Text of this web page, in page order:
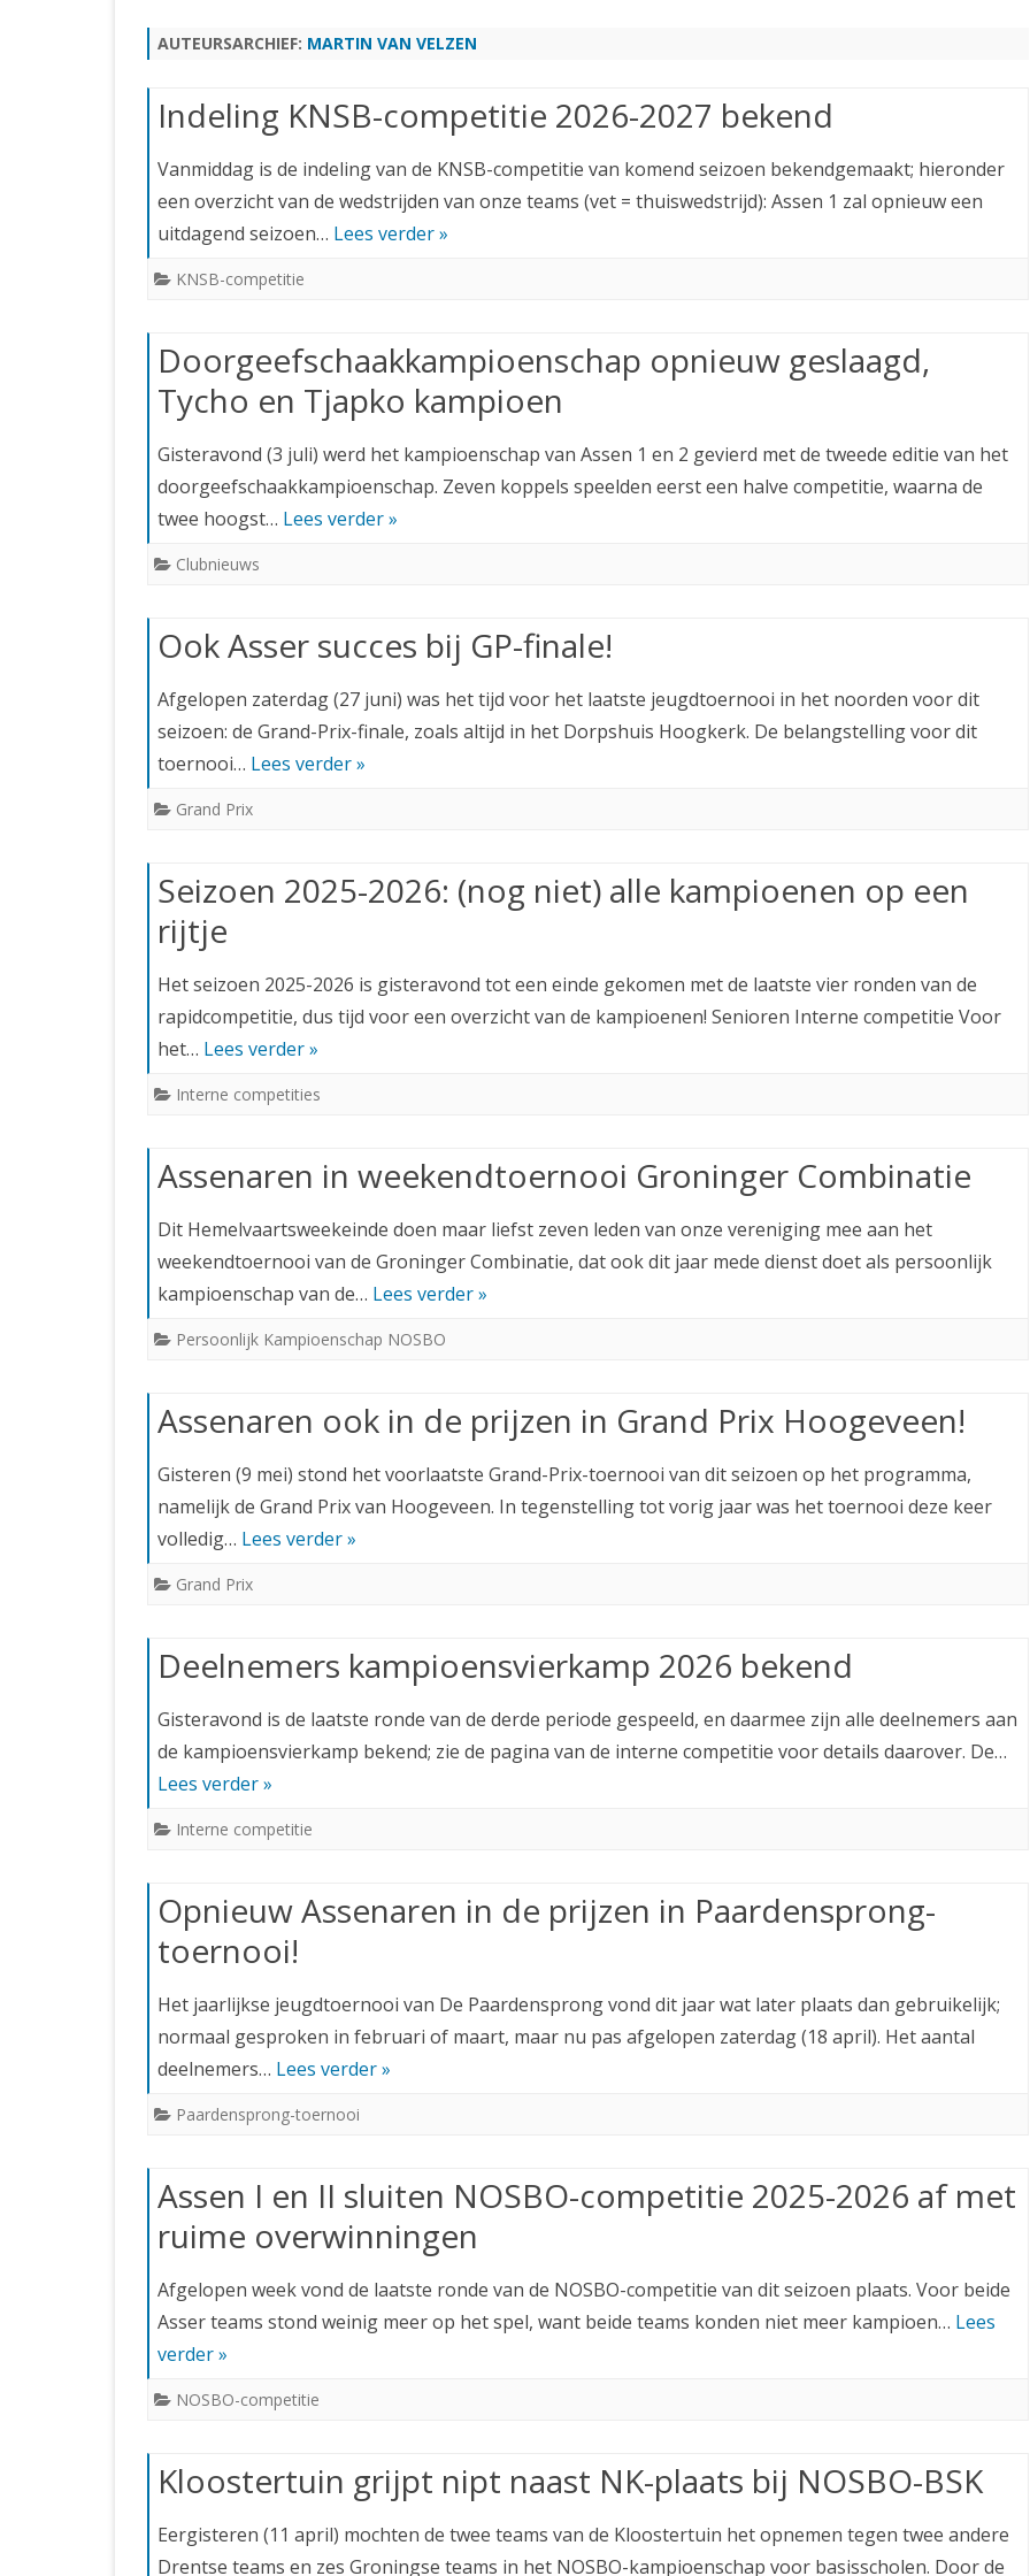
RAPIDKAMPIOENSCHAP 2025-
SPEELSCHEMA
2026
SNELSCHAAKKAMPIOENSCHAP
JEUGD 2025-2026
JEUGDKAMPIOENSCHAPPEN
JUBILEUMVIERKAMPEN UITSLAGENNOSBO-COMPETITIE
AUTEURSARCHIEF: MARTIN VAN VELZEN
Indeling KNSB-competitie 2026-2027 bekend
Vanmiddag is de indeling van de KNSB-competitie van komend seizoen bekendgemaakt; hieronder
een overzicht van de wedstrijden van onze teams (vet = thuiswedstrijd): Assen 1 zal opnieuw een
uitdagend seizoen… Lees verder »
KNSB-competitie
Doorgeefschaakkampioenschap opnieuw geslaagd,
Tycho en Tjapko kampioen
Gisteravond (3 juli) werd het kampioenschap van Assen 1 en 2 gevierd met de tweede editie van het
doorgeefschaakkampioenschap. Zeven koppels speelden eerst een halve competitie, waarna de
twee hoogst… Lees verder »
Clubnieuws
Ook Asser succes bij GP-finale!
Afgelopen zaterdag (27 juni) was het tijd voor het laatste jeugdtoernooi in het noorden voor dit
seizoen: de Grand-Prix-finale, zoals altijd in het Dorpshuis Hoogkerk. De belangstelling voor dit
toernooi… Lees verder »
Grand Prix
Seizoen 2025-2026: (nog niet) alle kampioenen op een
rijtje
Het seizoen 2025-2026 is gisteravond tot een einde gekomen met de laatste vier ronden van de
rapidcompetitie, dus tijd voor een overzicht van de kampioenen! Senioren Interne competitie Voor
het… Lees verder »
Interne competities
Assenaren in weekendtoernooi Groninger Combinatie
Dit Hemelvaartsweekeinde doen maar liefst zeven leden van onze vereniging mee aan het
weekendtoernooi van de Groninger Combinatie, dat ook dit jaar mede dienst doet als persoonlijk
kampioenschap van de… Lees verder »
Persoonlijk Kampioenschap NOSBO
Assenaren ook in de prijzen in Grand Prix Hoogeveen!
Gisteren (9 mei) stond het voorlaatste Grand-Prix-toernooi van dit seizoen op het programma,
namelijk de Grand Prix van Hoogeveen. In tegenstelling tot vorig jaar was het toernooi deze keer
volledig… Lees verder »
Grand Prix
Deelnemers kampioensvierkamp 2026 bekend
Gisteravond is de laatste ronde van de derde periode gespeeld, en daarmee zijn alle deelnemers aan
de kampioensvierkamp bekend; zie de pagina van de interne competitie voor details daarover. De…
Lees verder »
Interne competitie
Opnieuw Assenaren in de prijzen in Paardensprong-
toernooi!
Het jaarlijkse jeugdtoernooi van De Paardensprong vond dit jaar wat later plaats dan gebruikelijk;
normaal gesproken in februari of maart, maar nu pas afgelopen zaterdag (18 april). Het aantal
deelnemers… Lees verder »
Paardensprong-toernooi
Assen I en II sluiten NOSBO-competitie 2025-2026 af met
ruime overwinningen
Afgelopen week vond de laatste ronde van de NOSBO-competitie van dit seizoen plaats. Voor beide
Asser teams stond weinig meer op het spel, want beide teams konden niet meer kampioen… Lees
verder »
NOSBO-competitie
Kloostertuin grijpt nipt naast NK-plaats bij NOSBO-BSK
Eergisteren (11 april) mochten de twee teams van de Kloostertuin het opnemen tegen twee andere
Drentse teams en zes Groningse teams in het NOSBO-kampioenschap voor basisscholen. Door de